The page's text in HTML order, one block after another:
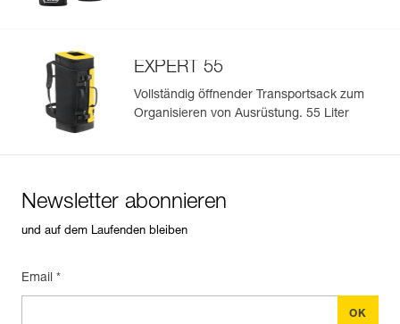
EXPERT 55
Vollständig öffnender Transportsack zum
Organisieren von Ausrüstung. 55 Liter
Newsletter abonnieren
und auf dem Laufenden bleiben
Email *